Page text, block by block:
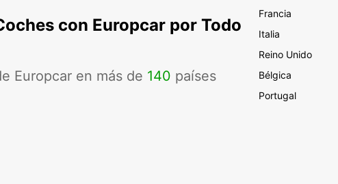
con Europcar por Todo
Europcar en más de 140 países
Francia
Italia
Reino Unido
Bélgica
Portugal